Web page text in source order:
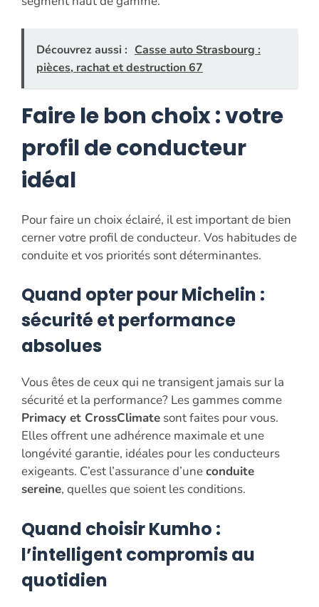
Découvrez aussi : Casse auto Strasbourg :
pièces, rachat et destruction 67
Faire le bon choix : votre
profil de conducteur
idéal
Pour faire un choix éclairé, il est important de bien
cerner votre profil de conducteur. Vos habitudes de
conduite et vos priorités sont déterminantes.
Quand opter pour Michelin :
sécurité et performance
absolues
Vous êtes de ceux qui ne transigent jamais sur la
sécurité et la performance? Les gammes comme
Primacy et CrossClimate sont faites pour vous.
Elles offrent une adhérence maximale et une
longévité garantie, idéales pour les conducteurs
exigeants. C’est l’assurance d’uneconduite
sereine, quelles que soient les conditions.
Quand choisir Kumho :
l’intelligent compromis au
quotidien